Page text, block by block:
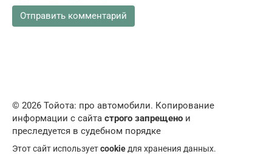
© 2026 Тойота: про автомобили. Копирование
информации с сайта строго запрещено и
преследуется в судебном порядке
Этот сайт используетcookieдля хранения данных.